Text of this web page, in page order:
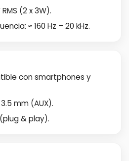
(2 x 3W).
≈ 160 Hz – 20 kHz.
con smartphones y
mm (AUX).
& play).